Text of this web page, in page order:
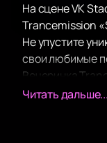
На сцене VK
Trancemission
Не упустите
свои любимые
Вечеринка
всегда феерия
Читать дальше...